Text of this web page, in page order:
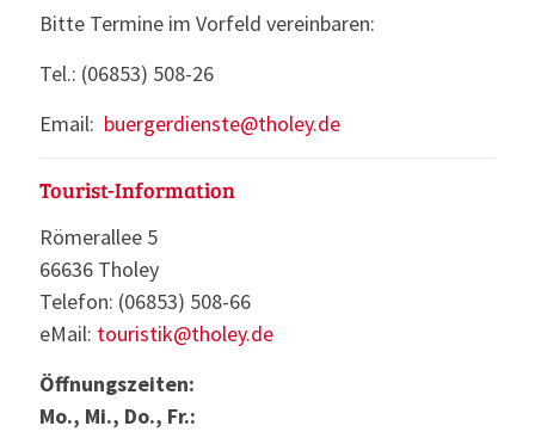
Bitte Termine im Vorfeld vereinbaren:
Tel.: (06853) 508-26
Email: buergerdienste@tholey.de
Tourist-Information
Römerallee 5
66636 Tholey
Telefon: (06853) 508-66
eMail: touristik@tholey.de
Öffnungszeiten:
Mo., Mi., Do., Fr.: